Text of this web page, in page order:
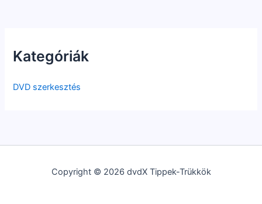
Kategóriák
DVD szerkesztés
Copyright © 2026 dvdX Tippek-Trükkök